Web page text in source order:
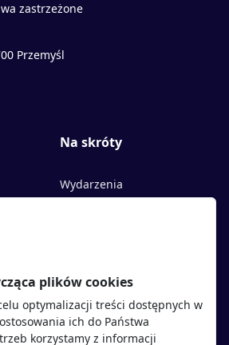
zastrzeżone
Przemyśl
Na skróty
Wydarzenia
Polityka cookies
Polityka prywatności
plików cookies
optymalizacji treści dostępnych w
ich do Państwa
korzystamy z informacji